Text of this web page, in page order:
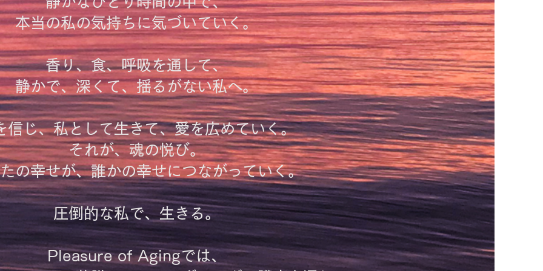
本当の私の気持ちに気づいていく。
香り、食、呼吸を通して、
静かで、深くて、揺るがない私へ。
信じ、私として生きて、愛を広めていく。
それが、魂の悦び。
の幸せが、誰かの幸せにつながっていく。
圧倒的な私で、生きる。
Pleasure of Agingでは、